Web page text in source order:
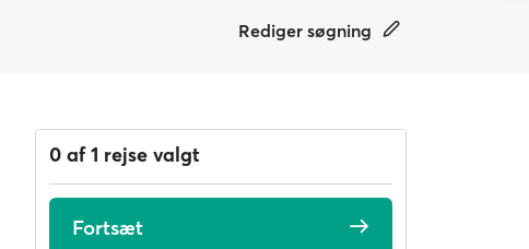
Rediger søgning
0 af 1 rejse valgt
Fortsæt